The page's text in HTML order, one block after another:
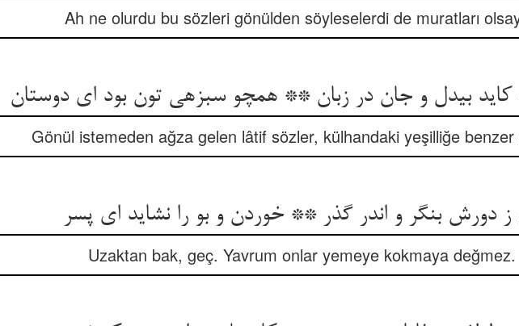
Ah ne olurdu bu sözleri gönülden söyleselerdi de muratları
بی‏دل و جان در زبان ** همچو سبزه‏ی تون بود ای دوستان‏
Gönül istemeden ağza gelen lâtif sözler, külhandaki yeşilliğe benzer
دورش بنگر و اندر گذر ** خوردن و بو را نشاید ای پسر
Uzaktan bak, geç. Yavrum onlar yemeye kokmaya değmez.